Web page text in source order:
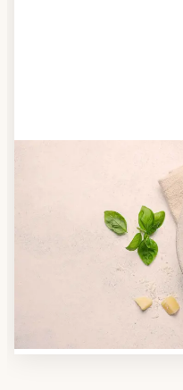
Anbieter finden
Nutzen Sie unsere
um herauszufinden,
Region gibt und
Verschaffen Sie sich
Essen auf Rädern-